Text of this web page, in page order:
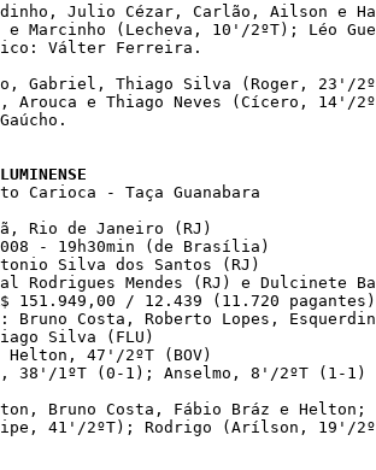
Julio Cézar, Carlão, Ailson e
Marcinho (Lecheva, 10'/2ºT); Léo
Válter Ferreira.
Gabriel, Thiago Silva (Roger, 23'/
Arouca e Thiago Neves (Cícero, 14'/
Carioca - Taça Guanabara
Rio de Janeiro (RJ)
- 19h30min (de Brasília)
Silva dos Santos (RJ)
Rodrigues Mendes (RJ) e Dulcinete
151.949,00 / 12.439 (11.720 pagantes)
Bruno Costa, Roberto Lopes,
Silva (FLU)
Helton, 47'/2ºT (BOV)
38'/1ºT (0-1); Anselmo, 8'/2ºT (1-1)
Bruno Costa, Fábio Bráz e Helton;
41'/2ºT); Rodrigo (Arílson, 19'/